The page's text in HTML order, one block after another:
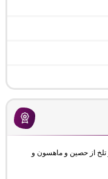
تلخ از حصین و ماهسون و